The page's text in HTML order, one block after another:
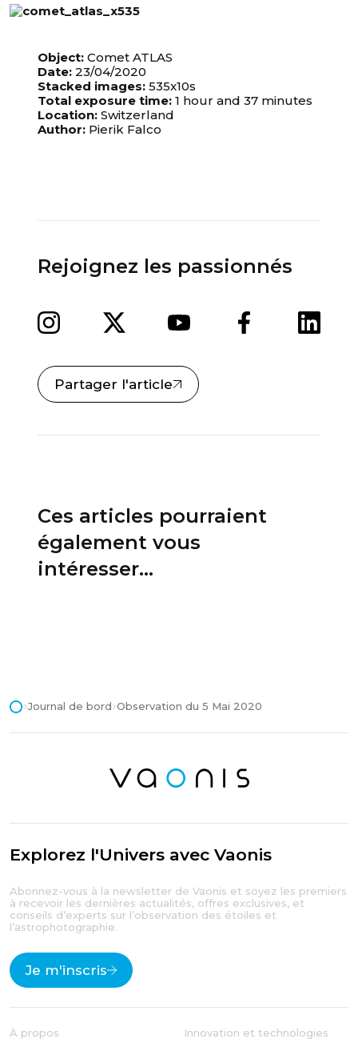
Object: Comet ATLAS
Date: 23/04/2020
Stacked images:535x10s
Total exposure time: 1 hour and 37 minutes
Location: Switzerland
Author: Pierik Falco
Rejoignez les passionnés
Partager l'article
Ces articles pourraient
également vous
intéresser...
Journal de bord Observation du 5 Mai 2020
À propos Innovation et technologies
Explorez l'Univers avec Vaonis
Abonnez-vous à la newsletter de Vaonis et soyez les premiers
à recevoir les dernières actualités, offres exclusives, et
conseils d’experts sur l’observation des étoiles et
l’astrophotographie.
Je m'inscris